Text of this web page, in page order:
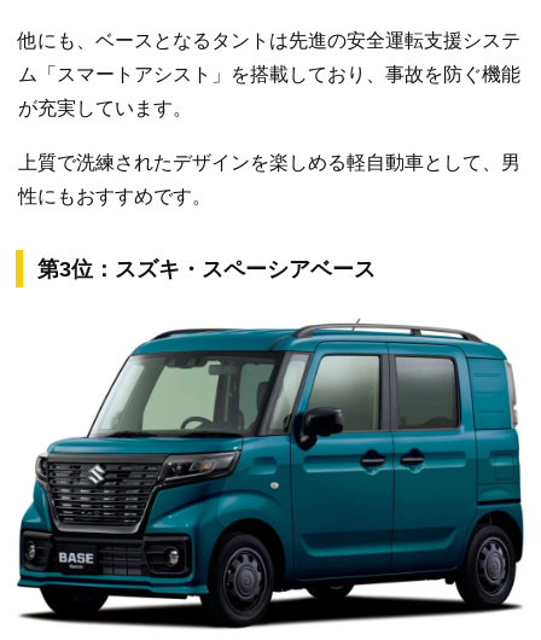
他にも、ベースとなるタントは先進の安全運転支援システ
ム「スマートアシスト」を搭載しており、事故を防ぐ機能
が充実しています。
上質で洗練されたデザインを楽しめる軽自動車として、男
性にもおすすめです。
第3位：スズキ・スペーシアベース